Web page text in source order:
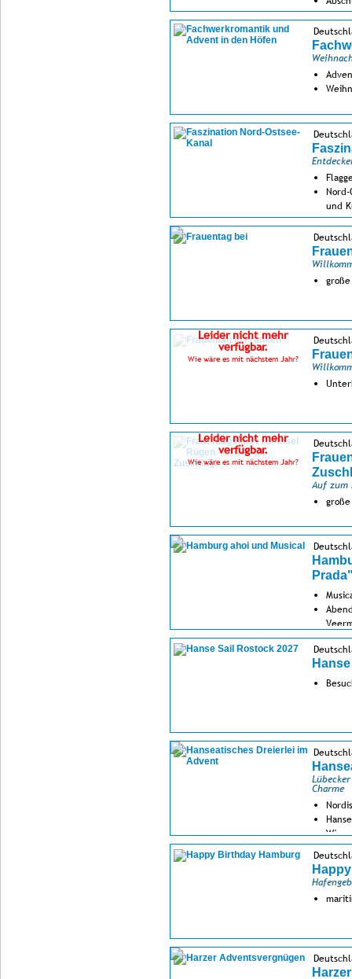
und
Leider nicht mehr
verfügbar.
Wie wäre es mit nächstem Jahr?
Leider nicht mehr
verfügbar.
Wie wäre es mit nächstem Jahr?
Auf zum
Charme